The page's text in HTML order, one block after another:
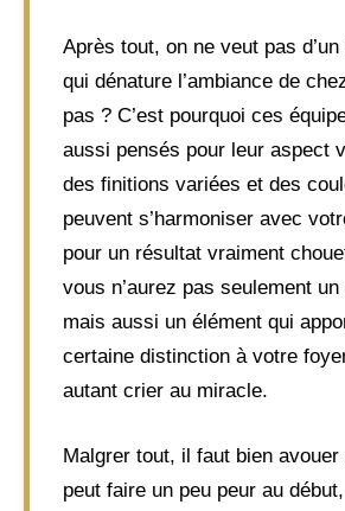
Après tout, on ne veut pas
qui dénature l’ambiance de
pas ? C’est pourquoi ces
aussi pensés pour leur aspect
des finitions variées et des
peuvent s’harmoniser avec
pour un résultat vraiment
vous n’aurez pas seulement
mais aussi un élément qui
certaine distinction à votre
autant crier au miracle.
Malgrer tout, il faut bien
peut faire un peu peur au